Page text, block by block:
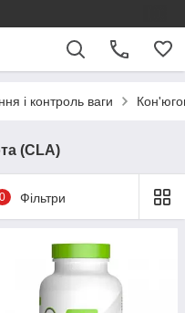
і контроль ваги
(CLA)
0 Фільтри